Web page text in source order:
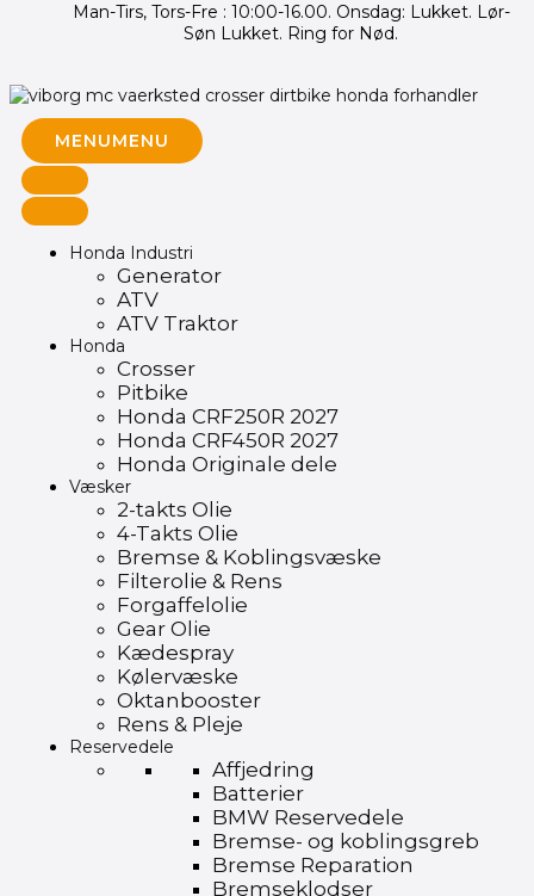
Man-Tirs, Tors-Fre : 10:00-16.00. Onsdag: Lukket. Lør-
Søn Lukket. Ring for Nød.
MENUMENU
Honda Industri
Generator
ATV
ATV Traktor
Honda
Crosser
Pitbike
Honda CRF250R 2027
Honda CRF450R 2027
Honda Originale dele
Væsker
2-takts Olie
4-Takts Olie
Bremse & Koblingsvæske
Filterolie & Rens
Forgaffelolie
Gear Olie
Kædespray
Kølervæske
Oktanbooster
Rens & Pleje
Reservedele
Affjedring
Batterier
BMW Reservedele
Bremse- og koblingsgreb
Bremse Reparation
Bremseklodser